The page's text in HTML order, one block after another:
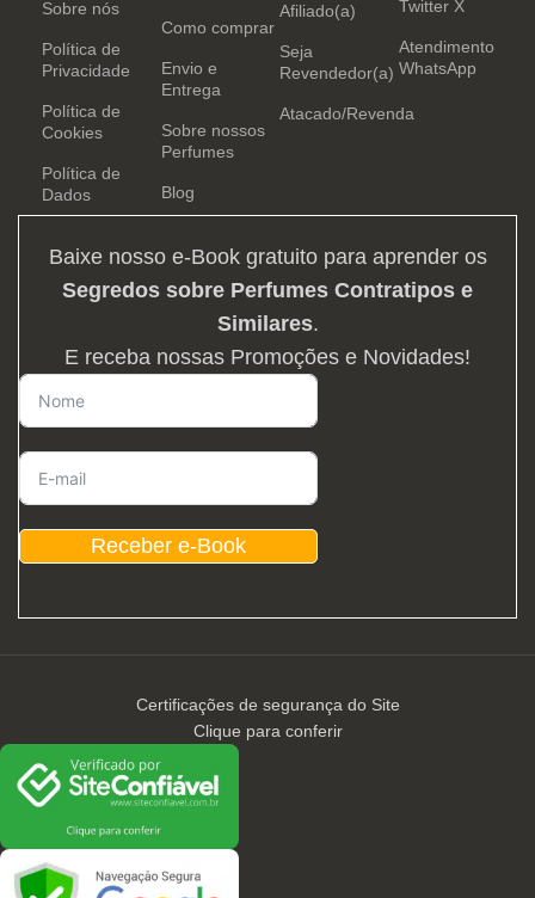
Sobre nós
Política de
Privacidade
Política de
Cookies
Política de
Dados
Como comprar
Envio e
Entrega
Sobre nossos
Perfumes
Blog
Afiliado(a)
Seja
Revendedor(a)
Atacado/Revenda
Twitter X
Atendimento
WhatsApp
Baixe nosso e-Book gratuito para aprender os
Segredos sobre Perfumes Contratipos e
Similares.
E receba nossas Promoções e Novidades!
Receber e-Book
Certificações de segurança do Site
Clique para conferir